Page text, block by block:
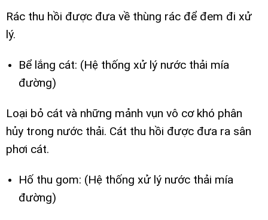
Rác thu hồi được đưa về thùng rác để đem đi xử
lý.
Bể lắng cát: (Hệ thống xử lý nước thải mía
đường)
Loại bỏ cát và những mảnh vụn vô cơ khó phân
hủy trong nước thải. Cát thu hồi được đưa ra sân
phơi cát.
Hố thu gom: (Hệ thống xử lý nước thải mía
đường)